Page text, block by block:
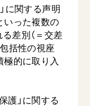
すべて見る
に関する声明
いった複数の
差別（＝交差
包括性の視座
極的に取り入
護」に関する